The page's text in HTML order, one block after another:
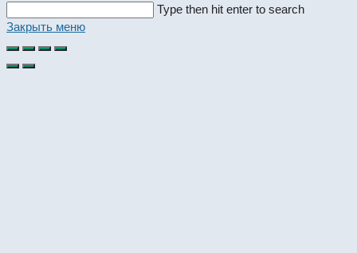
this
website
Type then hit enter to search
Закрыть меню